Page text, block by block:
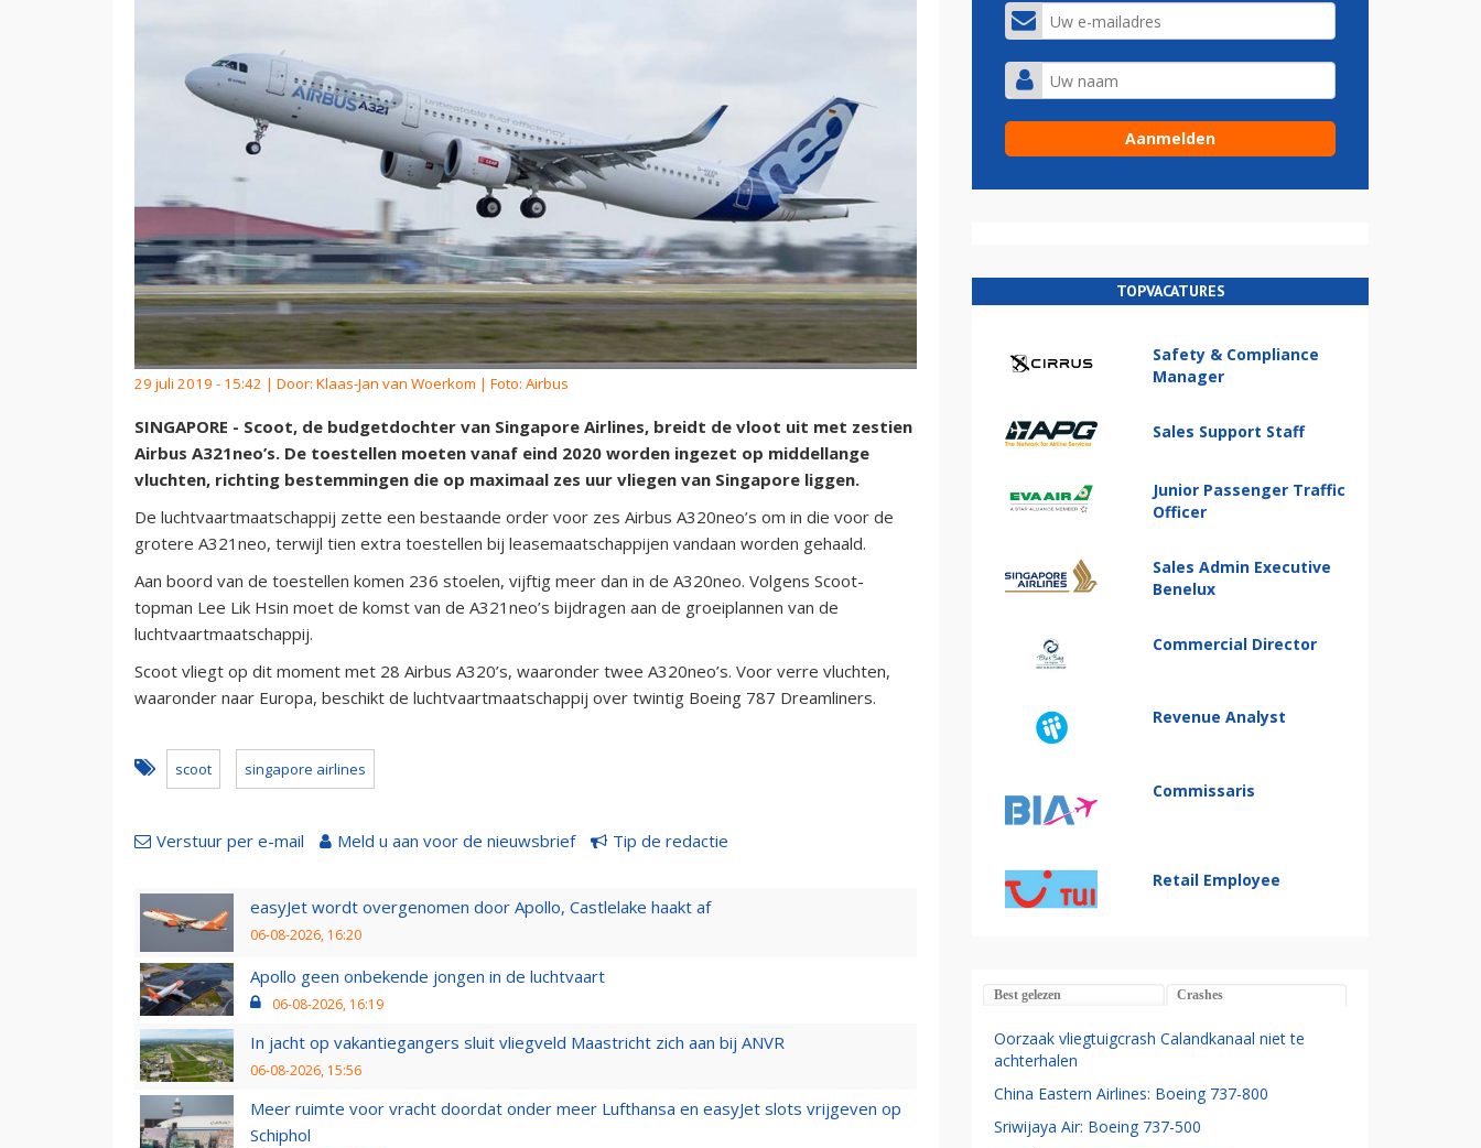
29 juli 2019 - 15:42 | Door: Klaas-Jan van Woerkom | Foto: Airbus
SINGAPORE - Scoot, de budgetdochter van Singapore Airlines, breidt de vloot uit met zestien
Airbus A321neo’s. De toestellen moeten vanaf eind 2020 worden ingezet op middellange
vluchten, richting bestemmingen die op maximaal zes uur vliegen van Singapore liggen.
De luchtvaartmaatschappij zette een bestaande order voor zes Airbus A320neo’s om in die voor de
grotere A321neo, terwijl tien extra toestellen bij leasemaatschappijen vandaan worden gehaald.
Aan boord van de toestellen komen 236 stoelen, vijftig meer dan in de A320neo. Volgens Scoot-
topman Lee Lik Hsin moet de komst van de A321neo’s bijdragen aan de groeiplannen van de
luchtvaartmaatschappij.
Scoot vliegt op dit moment met 28 Airbus A320’s, waaronder twee A320neo’s. Voor verre vluchten,
waaronder naar Europa, beschikt de luchtvaartmaatschappij over twintig Boeing 787 Dreamliners.
scoot singapore airlines
Verstuur per e-mail Meld u aan voor de nieuwsbrief Tip de redactie
easyJet wordt overgenomen door Apollo, Castlelake haakt af
06-08-2026, 16:20
Apollo geen onbekende jongen in de luchtvaart
06-08-2026, 16:19
In jacht op vakantiegangers sluit vliegveld Maastricht zich aan bij ANVR
06-08-2026, 15:56
Meer ruimte voor vracht doordat onder meer Lufthansa en easyJet slots vrijgeven op
Schiphol
TOPVACATURES
Safety & Compliance
Manager
Sales Support Staff
Junior Passenger Traffic
Officer
Sales Admin Executive
Benelux
Commercial Director
Revenue Analyst
Commissaris
Retail Employee
Best gelezen Crashes
Oorzaak vliegtuigcrash Calandkanaal niet te
achterhalen
China Eastern Airlines: Boeing 737-800
Sriwijaya Air: Boeing 737-500